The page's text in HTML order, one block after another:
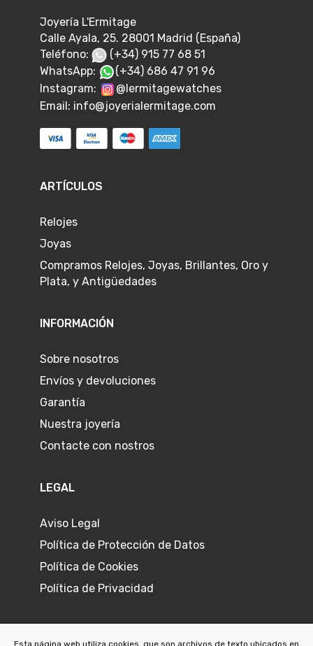
Joyería L'Ermitage
Calle Ayala, 25. 28001 Madrid (España)
Teléfono:
(+34) 915 77 68 51
WhatsApp:
(+34) 686 47 91 96
Instagram:
@lermitagewatches
Email: info@joyerialermitage.com
ARTÍCULOS
Relojes
Joyas
Compramos Relojes, Joyas, Brillantes, Oro y
Plata, y Antigüedades
INFORMACIÓN
Sobre nosotros
Envíos y devoluciones
Garantía
Nuestra joyería
Contacte con nostros
LEGAL
Aviso Legal
Política de Protección de Datos
Política de Cookies
Política de Privacidad
Esta página web utiliza cookies, que son archivos de texto ubicados en